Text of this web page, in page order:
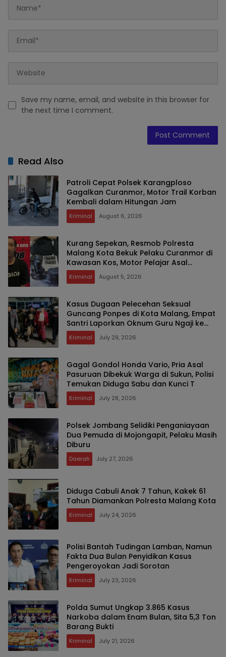
Save my name, email, and website in this browser for
the next time I comment.
Read Also
Patroli Cepat Polsek Karangploso
Gagalkan Curanmor, Motor Trail Korban
Kembali dalam Hitungan Jam
Kriminal August 6, 2026
Kurang Sepekan, Resmob Polresta
Malang Kota Bekuk Pelaku Curanmor di
Kawasan Kos, Motor Pelajar Asal
Sumenep Berhasil Diamankan
Kriminal August 5, 2026
Kasus Dugaan Pelecehan Seksual
Guncang Ponpes di Kota Malang, Empat
Santri Laporkan Oknum Guru Ngaji ke
Polisi
Kriminal July 29, 2026
Gagal Gondol Honda Vario, Pria Asal
Pasuruan Dibekuk Warga di Sukun, Polisi
Temukan Diduga Sabu dan Kunci T
Kriminal July 28, 2026
Polsek Jombang Selidiki Penganiayaan
Dua Pemuda di Mojongapit, Pelaku Masih
Diburu
Daerah July 27, 2026
Diduga Cabuli Anak 7 Tahun, Kakek 61
Tahun Diamankan Polresta Malang Kota
Kriminal July 24, 2026
Polisi Bantah Tudingan Lamban, Namun
Fakta Dua Bulan Penyidikan Kasus
Pengeroyokan Jadi Sorotan
Kriminal July 23, 2026
Polda Sumut Ungkap 3.865 Kasus
Narkoba dalam Enam Bulan, Sita 5,3 Ton
Barang Bukti
Kriminal July 21, 2026